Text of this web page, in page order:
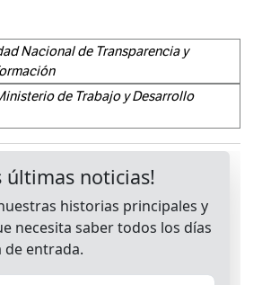
Nacional de Transparencia y
de Trabajo y Desarrollo